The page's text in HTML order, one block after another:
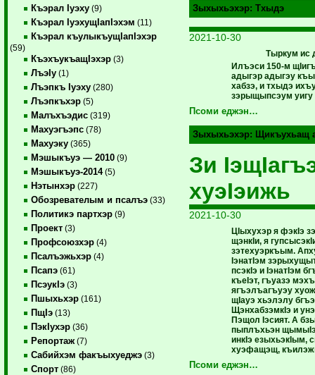
Къэрал Iуэху (9)
Къэрал IуэхущIапIэхэм (11)
Къэрал къулыкъущIапIэхэр
(59)
КъэхъукъащIэхэр (3)
ЛъэIу (1)
Лъэпкъ Iуэху (280)
Лъэпкъхэр (5)
Малъхъэдис (319)
Махуэгъэпс (78)
Махуэку (365)
Мэшыкъуэ — 2010 (9)
Мэшыкъуэ-2014(5)
Нэтынхэр (227)
Обозревателым и псалъэ (33)
Политикэ партхэр (9)
Проект (3)
Профсоюзхэр (4)
Псалъэжьхэр (4)
Псапэ (61)
ПсэукIэ (3)
Пшыхьхэр (161)
ПщIэ (13)
ПэкIухэр (36)
Репортаж (7)
Сабийхэм факъыхуеджэ (3)
Спорт (86)
Зыхыхьэхэр: Тхыдэ
2021-10-30
Тыркум ис
Илъэси 150-м
адыгэр адыгэу
хабзэ, и тхыдэ
зэрыщыпсэум
Псоми еджэн…
Зыхыхьэхэр: Щикъухьащ
Зи
хуэIэижь
2021-10-30
ЦIыхухэр я фэкIэ
щэнкIи, я
зэтехуэркъым.
IэнатIэм
псэкIэ и IэнатIэм
къеIэт, гъуазэ
ягъэлъагъуэу
щIауэ хьэлэлу
ЩэнхабзэмкIэ и
Пэщол Iэсият. А
пыплъхьэн
инкIэ езыхьэкIым,
хуэфащэщ,
Псоми еджэн…